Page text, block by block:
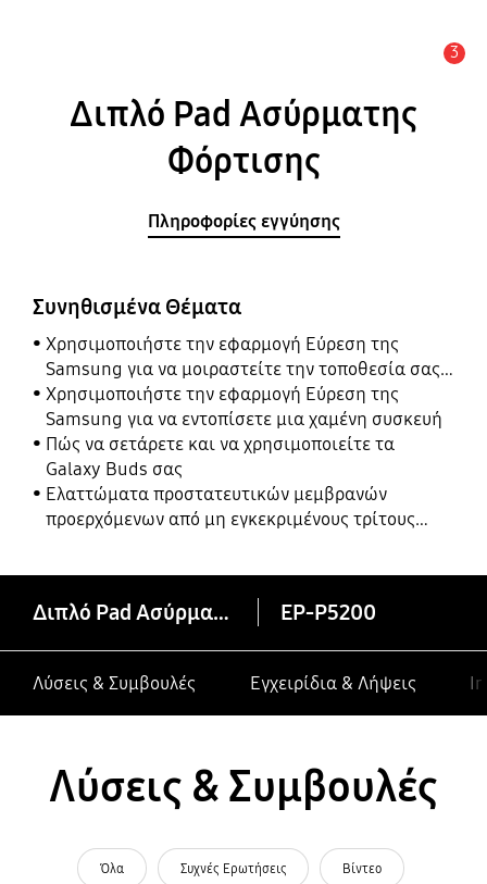
3
Διπλό Pad Ασύρματης
Φόρτισης
Πληροφορίες εγγύησης
Συνηθισμένα Θέματα
Χρησιμοποιήστε την εφαρμογή Εύρεση της
Samsung για να μοιραστείτε την τοποθεσία σας
με τους φίλους, το παιδί, την οικογένειά σας και
άλλες επαφές
Χρησιμοποιήστε την εφαρμογή Εύρεση της
Samsung για να εντοπίσετε μια χαμένη συσκευή
Πώς να σετάρετε και να χρησιμοποιείτε τα
Galaxy Buds σας
Ελαττώματα προστατευτικών μεμβρανών
προερχόμενων από μη εγκεκριμένους τρίτους
Διπλό Pad Ασύρματης Φόρτισης EP-P5200
Λύσεις & Συμβουλές Εγχειρίδια & Λήψεις
Λύσεις & Συμβουλές
Όλα Συχνές Ερωτήσεις Βίντεο